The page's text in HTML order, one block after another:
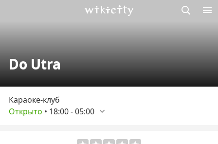
Do Utra
Караоке-клуб
Открыто • 18:00-05:00